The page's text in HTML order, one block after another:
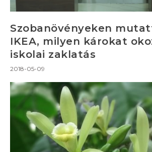
Szobanövényeken
IKEA, milyen károkat
iskolai zaklatás
2018-05-09